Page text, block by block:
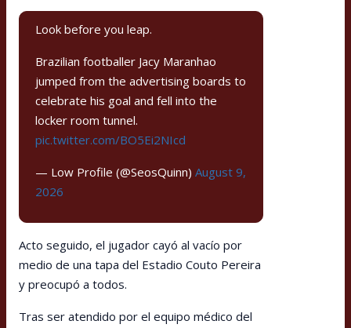
Look before you leap.
Brazilian footballer Jacy Maranhao
jumped from the advertising boards to
celebrate his goal and fell into the
locker room tunnel.
pic.twitter.com/BO5Ei2NIcd
— Low Profile (@SeosQuinn) August 9,
2026
Acto seguido, el jugador cayó al vacío por
medio de una tapa del Estadio Couto Pereira
y preocupó a todos.
Tras ser atendido por el equipo médico del